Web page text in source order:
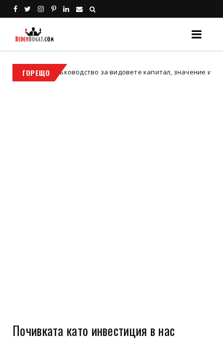
ГОРЕЩО
ръководство за видовете капитал, значение и примери
Почивката като инвестиция в нас